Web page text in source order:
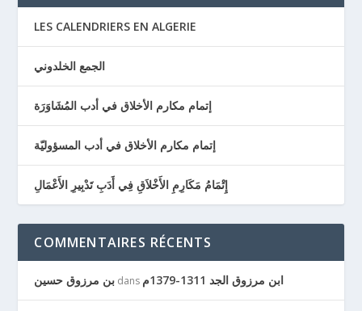
LES CALENDRIERS EN ALGERIE
الجمع الخلدوني
إتمام مكارم الأخلاق في أدب المُشَاوَرَة
إتمام مكارم الأخلاق في أدب المسؤوليّة
إِتْمَامُ مَكَارِمِ الأَخْلاَقِ فِي أَدَبِ تَدْبِيرِ الأَعْمَالِ
COMMENTAIRES RÉCENTS
بن مرزوق حسين dans ابن مرزوق الجد 1311-1379م